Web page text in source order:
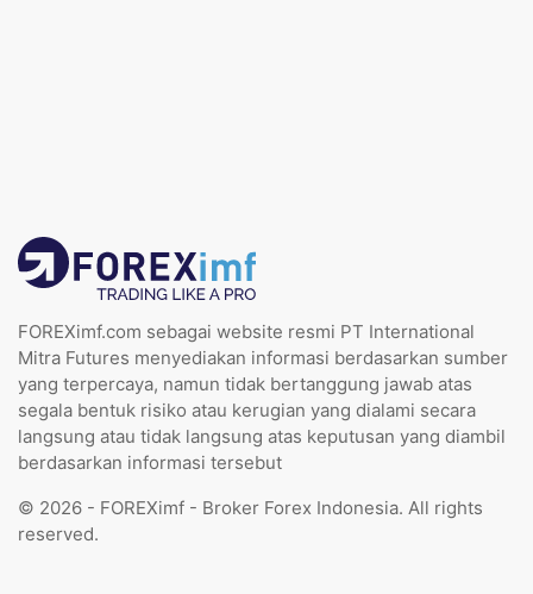
FOREXimf.com sebagai website resmi PT International
Mitra Futures menyediakan informasi berdasarkan sumber
yang terpercaya, namun tidak bertanggung jawab atas
segala bentuk risiko atau kerugian yang dialami secara
langsung atau tidak langsung atas keputusan yang diambil
berdasarkan informasi tersebut
© 2026 - FOREXimf - Broker Forex Indonesia. All rights
reserved.